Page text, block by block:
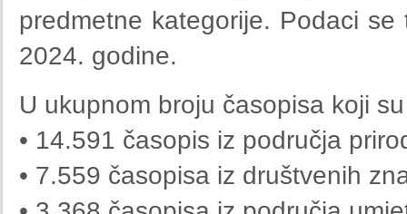
predmetne kategorije. Podaci
2024. godine.
U ukupnom broju časopisa koji
• 14.591 časopis iz područja
• 7.559 časopisa iz društvenih